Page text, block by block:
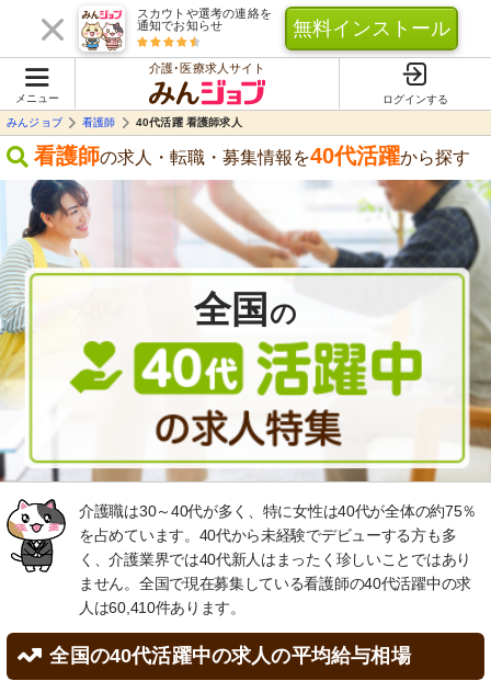
スカウトや選考の連絡を
通知でお知らせ
無料インストール
メニュー
介護･医療求人サイト
ログインする
みんジョブ
看護師 40代活躍 看護師求人
看護師の求人・転職・募集情報を40代活躍から探す
全国 の
介護職は30～40代が多く、特に女性は40代が全体の約75％
を占めています。40代から未経験でデビューする方も多
く、介護業界では40代新人はまったく珍しいことではあり
ません。全国で現在募集している看護師の40代活躍中の求
人は60,410件あります。
全国の40代活躍中の求人の平均給与相場